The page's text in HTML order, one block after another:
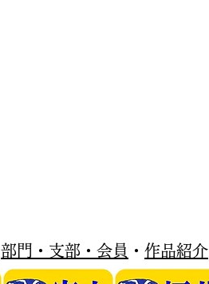
部門・支部・会員 ・ 作品紹介